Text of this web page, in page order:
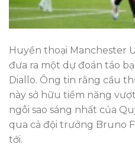
Huyền thoại Manchester
đưa ra một dự đoán táo
Diallo. Ông tin rằng cầu
này sở hữu tiềm năng
ngôi sao sáng nhất của
qua cả đội trưởng Bruno
tới.